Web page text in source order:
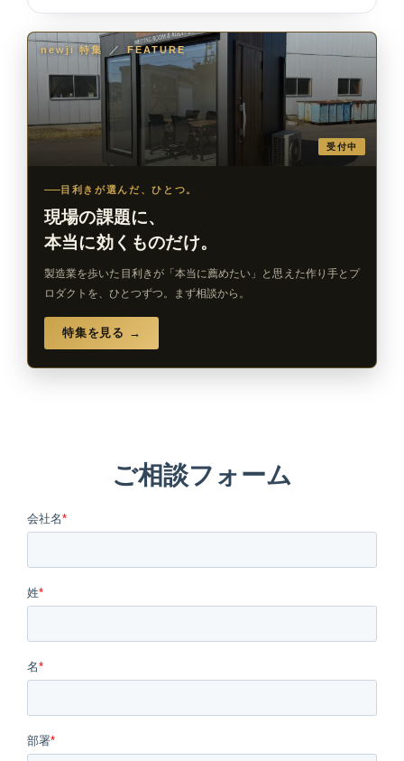
newji 特集 ／ FEATURE
受付中
目利きが選んだ、ひとつ。
現場の課題に、
本当に効くものだけ。
製造業を歩いた目利きが「本当に薦めたい」と思えた作り手とプ
ロダクトを、ひとつずつ。まず相談から。
特集を見る →